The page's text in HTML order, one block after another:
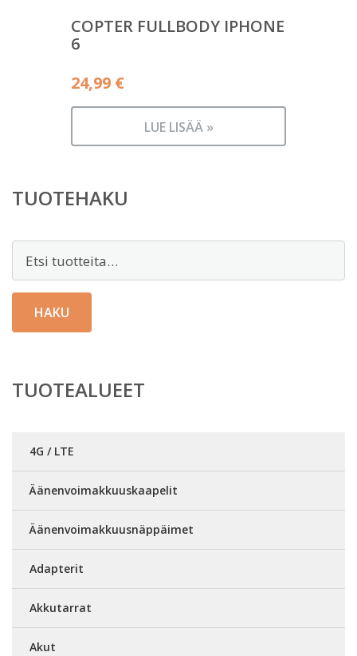
COPTER FULLBODY IPHONE
6
24,99 €
LUE LISÄÄ »
TUOTEHAKU
HAKU
TUOTEALUEET
4G / LTE
Äänenvoimakkuuskaapelit
Äänenvoimakkuusnäppäimet
Adapterit
Akkutarrat
Akut